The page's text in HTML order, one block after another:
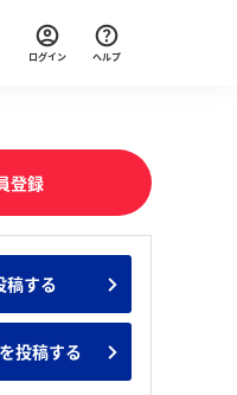
インターン人気企業ランキ
ベント一覧
ログイン ヘルプ
登録
稿する
投稿する